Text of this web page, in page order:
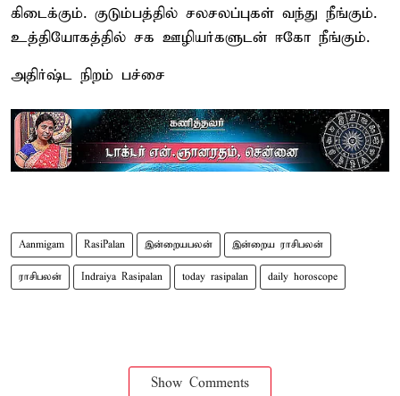
கிடைக்கும். குடும்பத்தில் சலசலப்புகள் வந்து நீங்கும்.
உத்தியோகத்தில் சக ஊழியர்களுடன் ஈகோ நீங்கும்.
அதிர்ஷ்ட நிறம் பச்சை
Aanmigam RasiPalan இன்றையபலன் இன்றைய ராசிபலன்
ராசிபலன் Indraiya Rasipalan today rasipalan daily horoscope
Show Comments